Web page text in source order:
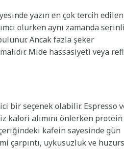
yazın en çok tercih edilen
olurken aynı zamanda
Ancak fazla şeker
Mide hassasiyeti veya
bir seçenek olabilir. Espresso
kalori alımını önlerken protein
kafein sayesinde gün
çarpıntı, uykusuzluk ve